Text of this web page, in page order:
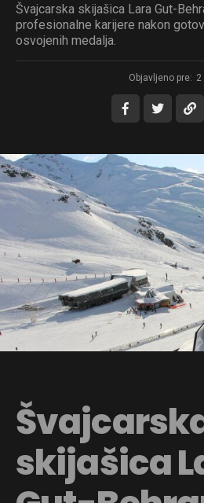
Švajcarska skijašica Lara Gut-
profesionalne karijere nakon
osvojenih medalja.
Objavljeno pre: 2
skijašica